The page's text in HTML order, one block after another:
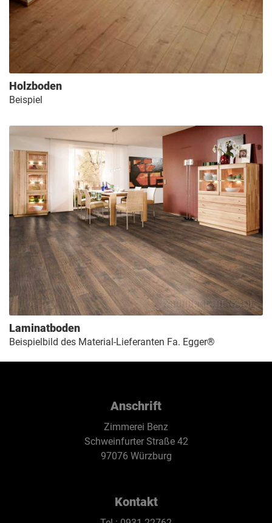
Holzboden
Beispiel
Laminatboden
Beispielbild des Material-Lieferanten Fa. Egger®
Anschrift
Zimmerei Benz
Schweinfurter Straße 42
97076 Würzburg
Kontakt